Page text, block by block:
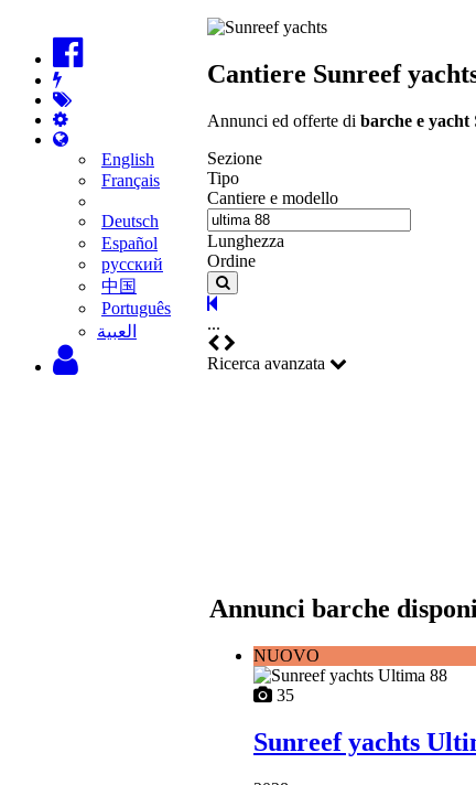
English
Français
Deutsch
Español
русский
中国
Português
‫العبية
Cantiere Sunreef
Annunci ed offerte di barche e yacht
Sezione
Tipo
Cantiere e modello
Lunghezza
Ordine
...
Ricerca avanzata
Annunci barche
NUOVO
35
Sunreef yachts